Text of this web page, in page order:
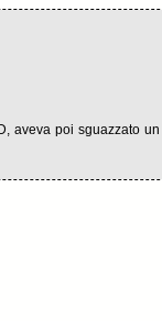
aveva poi sguazzato